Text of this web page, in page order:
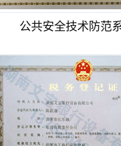
公共安全技术防范